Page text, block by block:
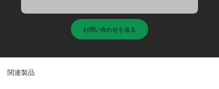
お問い合わせを送る
関連製品